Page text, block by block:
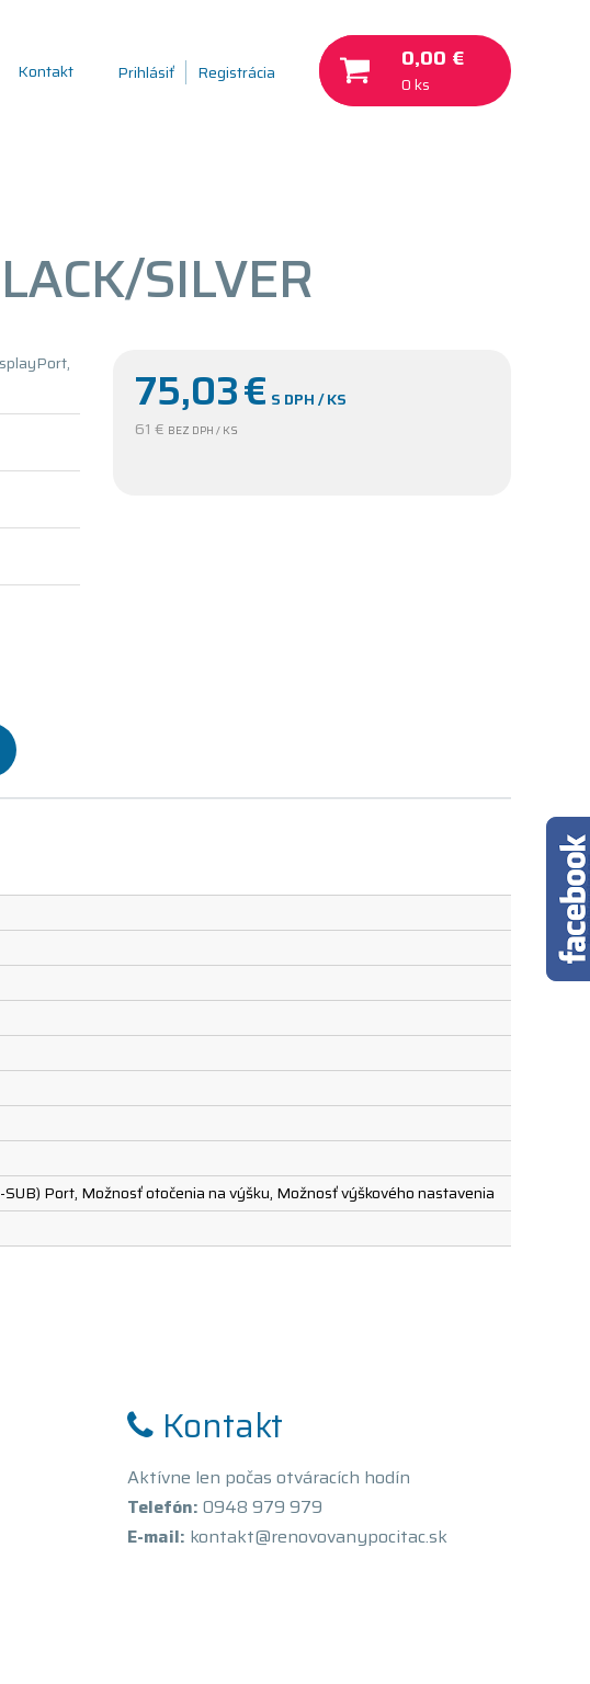
Prihlásiť Registrácia 0,00 €
0 ks
Kontakt
SILVER
75,03€ S DPH / KS
61 € BEZ DPH / KS
Port, Možnosť otočenia na výšku, Možnosť výškového nastavenia
Kontakt
Aktívne len počas otváracích hodín
Telefón: 0948 979 979
E-mail: kontakt@renovovanypocitac.sk